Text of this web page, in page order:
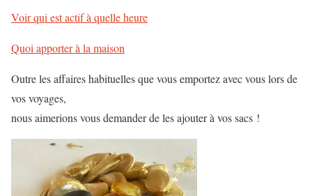
Voir qui est actif à quelle heure
Quoi apporter à la maison
Outre les affaires habituelles que vous emportez avec vous lors de
vos voyages,
nous aimerions vous demander de les ajouter à vos sacs !